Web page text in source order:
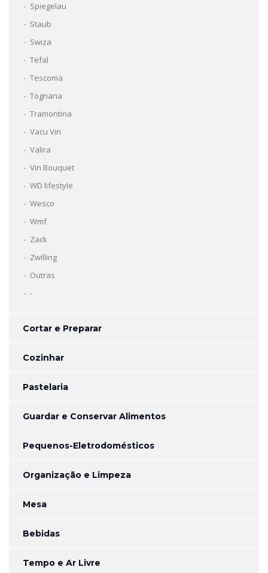
Spiegelau
Staub
Swiza
Tefal
Tescoma
Tognana
Tramontina
Vacu Vin
Valira
Vin Bouquet
WD lifestyle
Wesco
Wmf
Zack
Zwilling
Outras
-
Cortar e Preparar
Cozinhar
Pastelaria
Guardar e Conservar Alimentos
Pequenos-Eletrodomésticos
Organização e Limpeza
Mesa
Bebidas
Tempo e Ar Livre